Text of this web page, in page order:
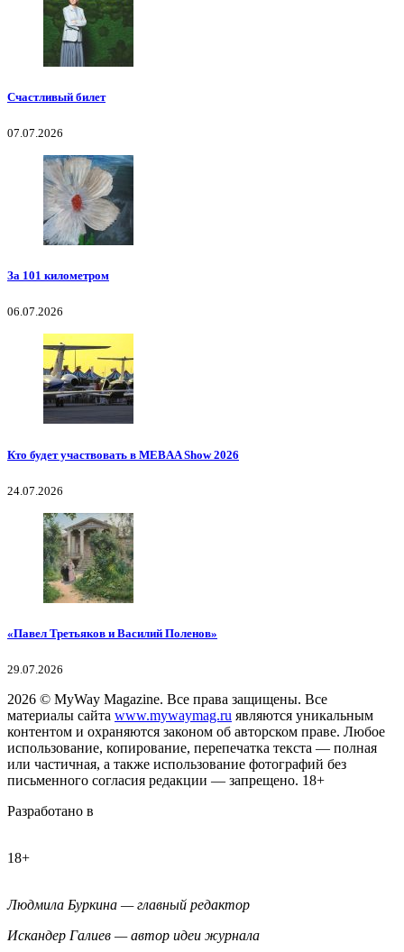
Счастливый билет
07.07.2026
За 101 километром
06.07.2026
Кто будет участвовать в MEBAA Show 2026
24.07.2026
«Павел Третьяков и Василий Поленов»
29.07.2026
2026 © MyWay Magazine. Все права защищены. Все
материалы сайта www.mywaymag.ru являются уникальным
контентом и охраняются законом об авторском праве. Любое
использование, копирование, перепечатка текста — полная
или частичная, а также использование фотографий без
письменного согласия редакции — запрещено. 18+
Разработано в
18+
Людмила Буркина — главный редактор
Искандер Галиев — автор идеи журнала